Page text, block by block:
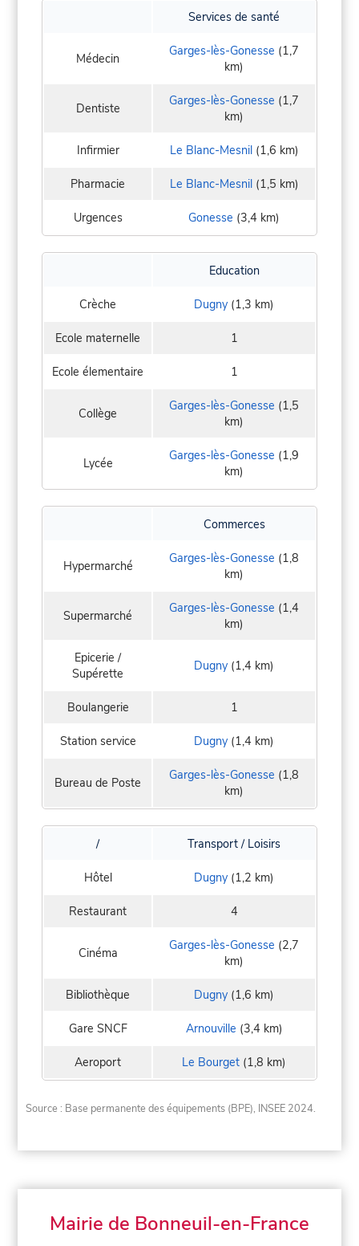
Services de santé
Médecin Garges-lès-Gonesse (1,7
km)
Dentiste Garges-lès-Gonesse (1,7
km)
Infirmier Le Blanc-Mesnil(1,6 km)
Pharmacie Le Blanc-Mesnil(1,5 km)
Urgences Gonesse (3,4 km)
Education
Crèche Dugny (1,3 km)
Ecole maternelle 1
Ecole élementaire 1
Collège Garges-lès-Gonesse (1,5
km)
Lycée Garges-lès-Gonesse (1,9
km)
Commerces
Hypermarché Garges-lès-Gonesse (1,8
km)
Supermarché Garges-lès-Gonesse (1,4
km)
Epicerie /
Supérette
Dugny (1,4 km)
Boulangerie 1
Station service Dugny (1,4 km)
Bureau de Poste Garges-lès-Gonesse (1,8
km)
/ Transport / Loisirs
Hôtel Dugny (1,2 km)
Restaurant 4
Cinéma Garges-lès-Gonesse (2,7
km)
Bibliothèque Dugny (1,6 km)
Gare SNCF Arnouville (3,4 km)
Aeroport Le Bourget (1,8 km)
Source : Base permanente des équipements (BPE), INSEE 2024.
Mairie de Bonneuil-en-France